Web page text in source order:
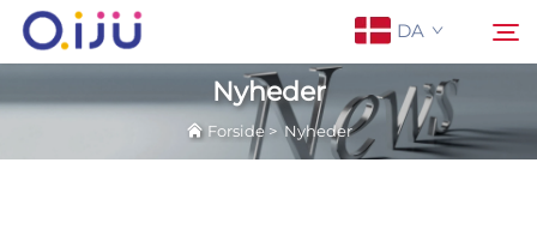
DA
Nyheder
Forside> Nyheder